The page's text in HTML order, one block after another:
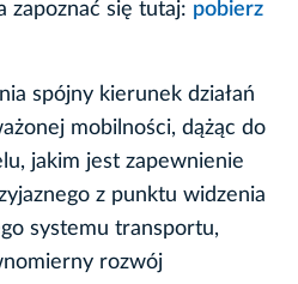
zapoznać się tutaj: pobierz
spójny kierunek działań
mobilności, dążąc do
jakim jest zapewnienie
z punktu widzenia
systemu transportu,
rozwój